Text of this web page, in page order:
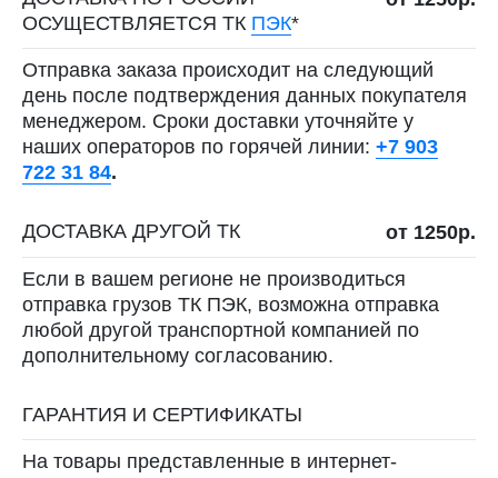
ОСУЩЕСТВЛЯЕТСЯ ТК ПЭК*
Отправка заказа происходит на следующий
день после подтверждения данных покупателя
менеджером. Сроки доставки уточняйте у
наших операторов по горячей линии: +7 903
722 31 84.
ДОСТАВКА ДРУГОЙ ТК от 1250р.
Если в вашем регионе не производиться
отправка грузов ТК ПЭК, возможна отправка
любой другой транспортной компанией по
дополнительному согласованию.
ГАРАНТИЯ И СЕРТИФИКАТЫ
На товары представленные в интернет-